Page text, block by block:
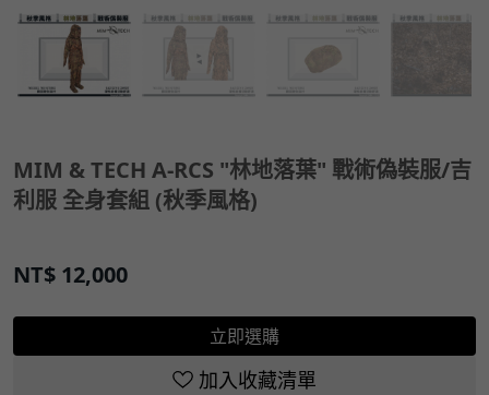
MIM & TECH A-RCS "林地落葉" 戰術偽裝服/吉
利服 全身套組 (秋季風格)
NT$ 12,000
立即選購
加入收藏清單